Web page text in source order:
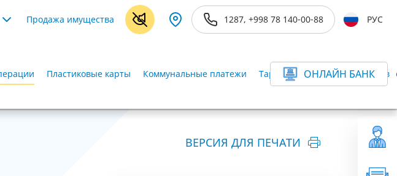
Продажа имущества 1287, +998 78 140-00-88 РУС
Пластиковые карты Коммунальные платежи Тарифы для частных клиентов
ОНЛАЙН БАНК
ВЕРСИЯ ДЛЯ ПЕЧАТИ